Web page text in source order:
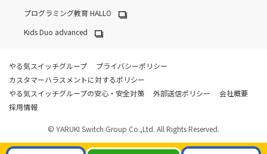
プログラミング教育 HALLO
Kids Duo advanced
やる気スイッチグループ
プライバシーポリシー
カスタマーハラスメントに対するポリシー
やる気スイッチグループの安心・安全対策
外部送信ポリシー
会社概要
採用情報
© YARUKI Switch Group Co.,Ltd. All Rights Reserved.